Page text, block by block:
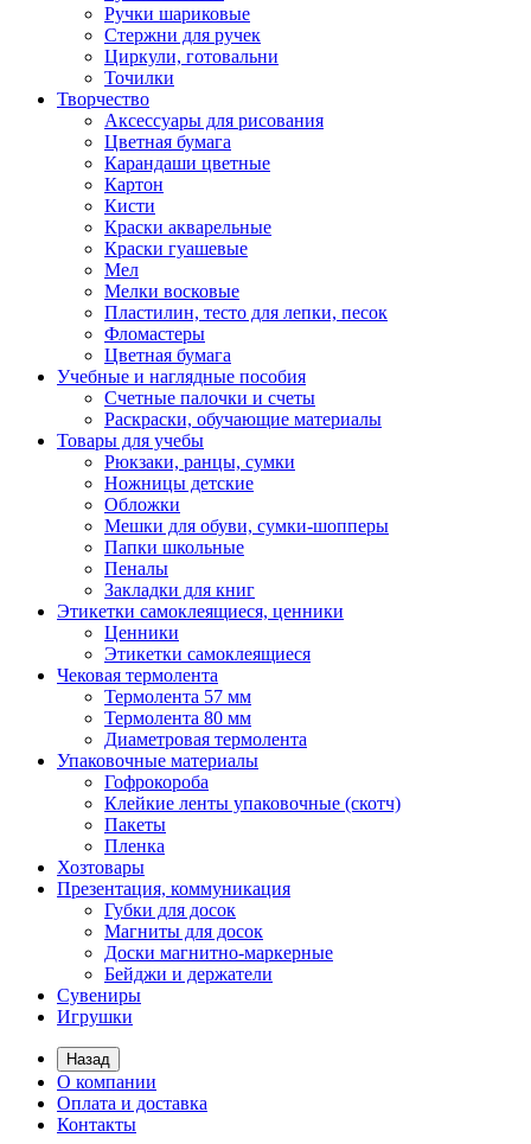
Ручки шариковые
Стержни для ручек
Циркули, готовальни
Точилки
Творчество
Аксессуары для рисования
Цветная бумага
Карандаши цветные
Картон
Кисти
Краски акварельные
Краски гуашевые
Мел
Мелки восковые
Пластилин, тесто для лепки, песок
Фломастеры
Цветная бумага
Учебные и наглядные пособия
Счетные палочки и счеты
Раскраски, обучающие материалы
Товары для учебы
Рюкзаки, ранцы, сумки
Ножницы детские
Обложки
Мешки для обуви, сумки-шопперы
Папки школьные
Пеналы
Закладки для книг
Этикетки самоклеящиеся, ценники
Ценники
Этикетки самоклеящиеся
Чековая термолента
Термолента 57 мм
Термолента 80 мм
Диаметровая термолента
Упаковочные материалы
Гофрокороба
Клейкие ленты упаковочные (скотч)
Пакеты
Пленка
Хозтовары
Презентация, коммуникация
Губки для досок
Магниты для досок
Доски магнитно-маркерные
Бейджи и держатели
Сувениры
Игрушки
Назад
О компании
Оплата и доставка
Контакты